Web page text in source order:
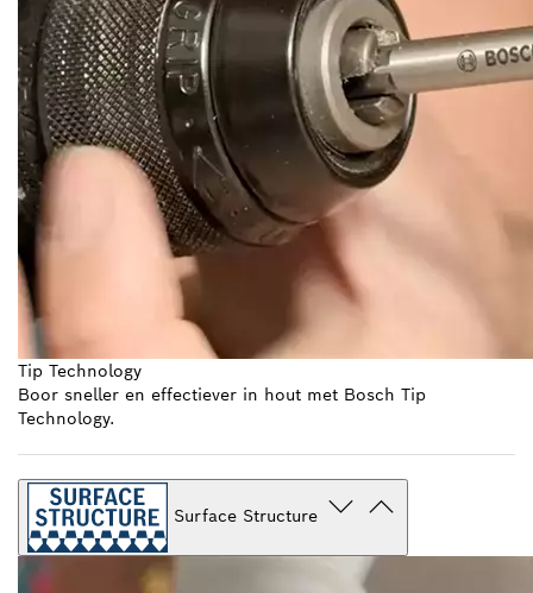
Tip Technology
Boor sneller en effectiever in hout met Bosch Tip
Technology.
Surface Structure